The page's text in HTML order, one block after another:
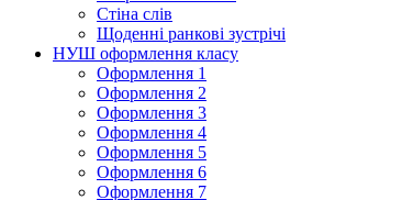
Стіна слів
Щоденні ранкові зустрічі
НУШ оформлення класу
Оформлення 1
Оформлення 2
Оформлення 3
Оформлення 4
Оформлення 5
Оформлення 6
Оформлення 7